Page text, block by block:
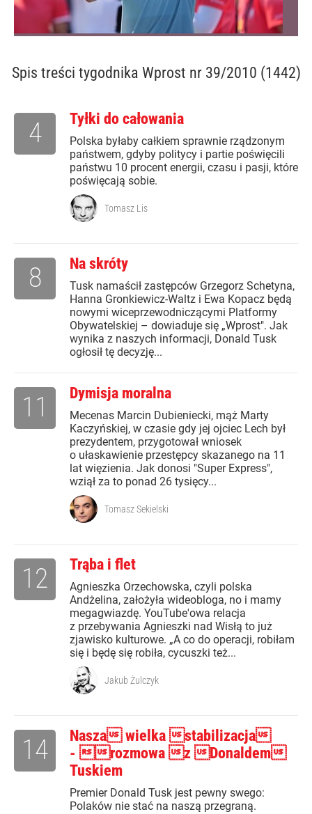
Spis treści tygodnika Wprost nr 39/2010 (1442)
Tyłki do całowania
Polska byłaby całkiem sprawnie rządzonym
państwem, gdyby politycy i partie poświęcili
państwu 10 procent energii, czasu i pasji, które
poświęcają sobie.
4
Tomasz Lis
Na skróty
Tusk namaścił zastępców Grzegorz Schetyna,
Hanna Gronkiewicz-Waltz i Ewa Kopacz będą
nowymi wiceprzewodniczącymi Platformy
Obywatelskiej – dowiaduje się „Wprost". Jak
wynika z naszych informacji, Donald Tusk
ogłosił tę decyzję...
8
Dymisja moralna
Mecenas Marcin Dubieniecki, mąż Marty
Kaczyńskiej, w czasie gdy jej ojciec Lech był
prezydentem, przygotował wniosek
o ułaskawienie przestępcy skazanego na 11
lat więzienia. Jak donosi "Super Express",
wziął za to ponad 26 tysięcy...
11
Tomasz Sekielski
Trąba i flet
Agnieszka Orzechowska, czyli polska
Andżelina, założyła wideobloga, no i mamy
megagwiazdę. YouTube'owa relacja
z przebywania Agnieszki nad Wisłą to już
zjawisko kulturowe. „A co do operacji, robiłam
się i będę się robiła, cycuszki też...
12
Jakub Żulczyk
Nasza wielka stabilizacja
- rozmowa z Donaldem
Tuskiem
Premier Donald Tusk jest pewny swego:
Polaków nie stać na naszą przegraną.
14